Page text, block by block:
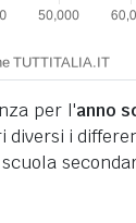
per l'anno
diversi i